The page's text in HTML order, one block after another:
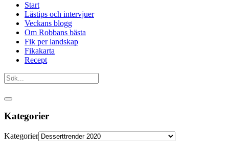
Start
Lästips och intervjuer
Veckans blogg
Om Robbans bästa
Fik per landskap
Fikakarta
Recept
Kategorier
Kategorier